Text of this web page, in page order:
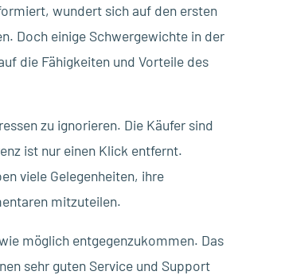
wundert sich auf den ersten
Doch einige Schwergewichte in der
die Fähigkeiten und Vorteile des
zu ignorieren. Die Käufer sind
ist nur einen Klick entfernt.
viele Gelegenheiten, ihre
mitzuteilen.
möglich entgegenzukommen. Das
sehr guten Service und Support